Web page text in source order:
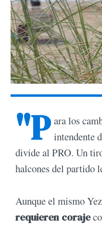
"P ara los
intendente
divide al PRO. Un
halcones del partido
Aunque el mismo
requieren coraje